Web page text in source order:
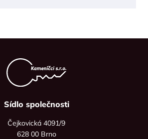
Sídlo společnosti
Čejkovická 4091/9
628 00 Brno